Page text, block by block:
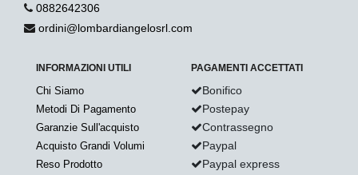
0882642306
ordini@lombardiangelosrl.com
INFORMAZIONI UTILI
Chi Siamo
Metodi Di Pagamento
Garanzie Sull'acquisto
Acquisto Grandi Volumi
Reso Prodotto
PAGAMENTI ACCETTATI
Bonifico
Postepay
Contrassegno
Paypal
Paypal express